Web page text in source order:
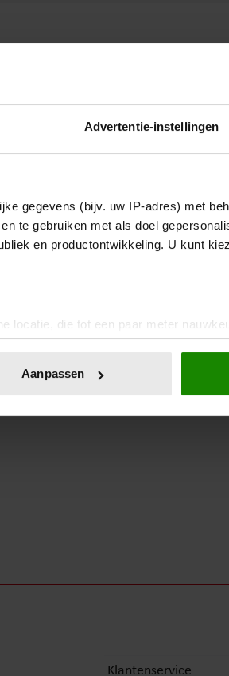
Advertentie-instellingen
gegevens (bijv. uw IP-adres) met
te gebruiken met als doel
en productontwikkeling. U kunt
locatie, die tot een paar meter
op specifieke eigenschappen
de Cookieverklaring.
personaliseren, om functies voor
over uw gebruik van onze site met
Aanpassen
Klantenservice